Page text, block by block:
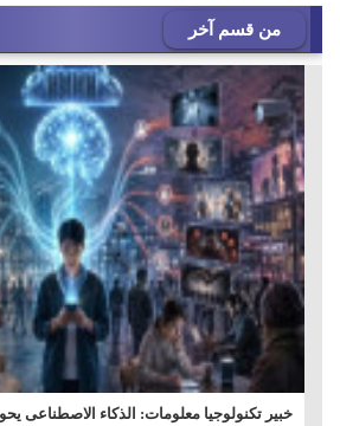
من قسم آخر
خبير تكنولوجيا معلومات: الذكاء الاصطناعى